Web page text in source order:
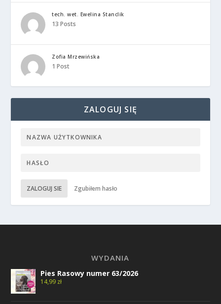
tech. wet. Ewelina Stanclik
13 Posts
Zofia Mrzewińska
1 Post
ZALOGUJ SIĘ
ZALOGUJ SIE Zgubiłem hasło
WYDANIA
Pies Rasowy numer 63/2026
14,99 zł